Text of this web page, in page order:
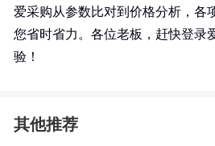
爱采购从参数比对到价格分析，各
您省时省力。各位老板，赶快登录
验！
其他推荐